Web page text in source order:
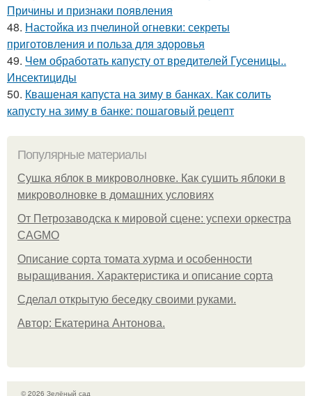
Причины и признаки появления
48. Настойка из пчелиной огневки: секреты
приготовления и польза для здоровья
49. Чем обработать капусту от вредителей Гусеницы..
Инсектициды
50. Квашеная капуста на зиму в банках. Как солить
капусту на зиму в банке: пошаговый рецепт
Популярные материалы
Сушка яблок в микроволновке. Как сушить яблоки в
микроволновке в домашних условиях
От Петрозаводска к мировой сцене: успехи оркестра
CAGMO
Описание сорта томата хурма и особенности
выращивания. Характеристика и описание сорта
Сделал открытую беседку своими руками.
Автор: Екатерина Антонова.
© 2026 Зелёный сад